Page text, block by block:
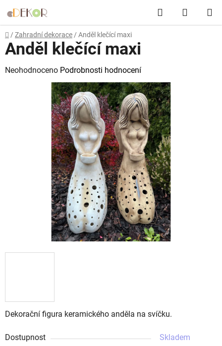
na
obsah
Hledat
KOŠÍK
Domů
/ Zahradní dekorace / Anděl klečící maxi
Dekorační figura keramického anděla na svíčku.
Dostupnost
Skladem
Anděl klečící maxi
Průměrné
Neohodnoceno Podrobnosti hodnocení